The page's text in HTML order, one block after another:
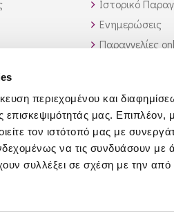
περιεχομένου και
μας. Επιπλέον,
τον ιστότοπό μας με
να τις συνδυάσουν με
συλλέξει σε σχέση με την
Ιστορικό
Ενημερώσεις
Παραγγελίες
Συνεργάτες
Τροφοδοσία